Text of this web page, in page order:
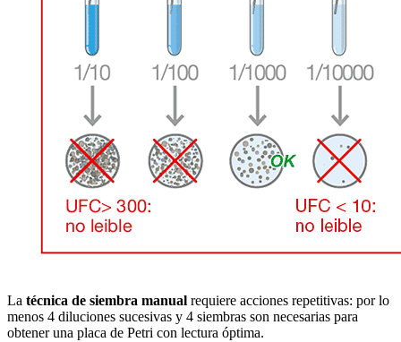
La técnica de siembra manual requiere acciones repetitivas: por lo
menos 4 diluciones sucesivas y 4 siembras son necesarias para
obtener una placa de Petri con lectura óptima.